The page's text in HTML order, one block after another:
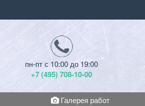
пн-пт с 10:00 до 19:00
+7 (495) 708-10-00
Галерея работ